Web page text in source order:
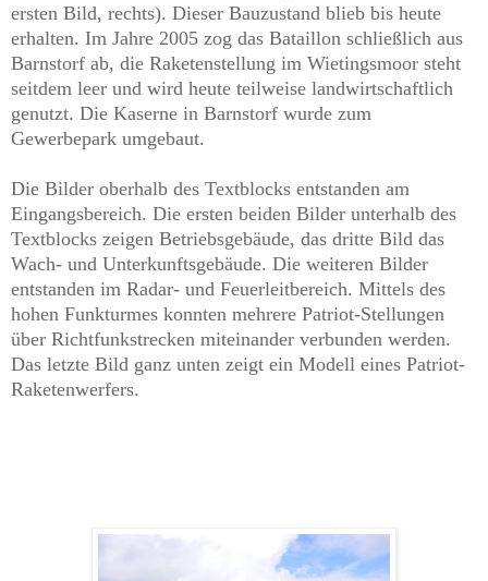
ersten Bild, rechts). Dieser Bauzustand blieb bis heute
erhalten. Im Jahre 2005 zog das Bataillon schließlich aus
Barnstorf ab, die Raketenstellung im Wietingsmoor steht
seitdem leer und wird heute teilweise landwirtschaftlich
genutzt. Die Kaserne in Barnstorf wurde zum
Gewerbepark umgebaut.
Die Bilder oberhalb des Textblocks entstanden am
Eingangsbereich. Die ersten beiden Bilder unterhalb des
Textblocks zeigen Betriebsgebäude, das dritte Bild das
Wach- und Unterkunftsgebäude. Die weiteren Bilder
entstanden im Radar- und Feuerleitbereich. Mittels des
hohen Funkturmes konnten mehrere Patriot-Stellungen
über Richtfunkstrecken miteinander verbunden werden.
Das letzte Bild ganz unten zeigt ein Modell eines Patriot-
Raketenwerfers.